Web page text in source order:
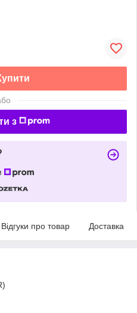
з
Відгуки про товар Доставка